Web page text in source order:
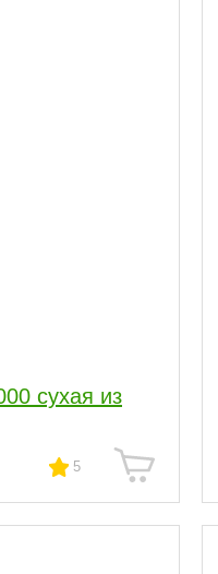
сухая из
5